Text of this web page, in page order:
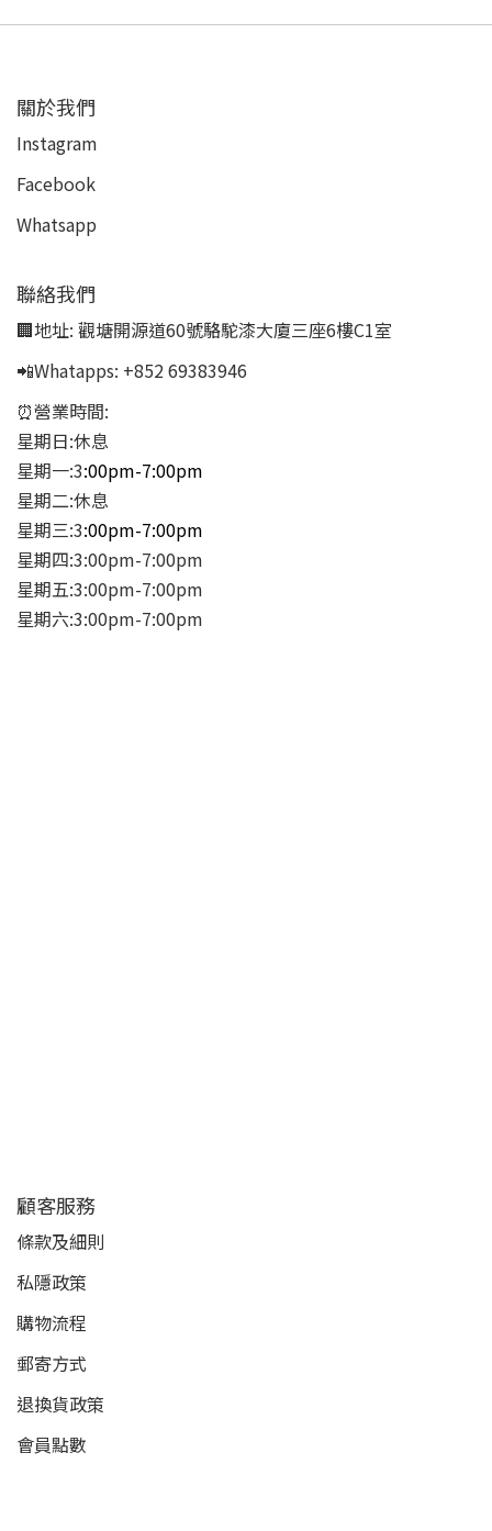
關於我們
Instagram
Facebook
Whatsapp
聯絡我們
🏢地址: 觀塘開源道60號駱駝漆大廈三座6樓C1室
📲Whatapps: +852 69383946
⏰營業時間:
星期日:休息
星期一:3:00pm-7:00pm
星期二:休息
星期三:3:00pm-7:00pm
星期四:3:00pm-7:00pm
星期五:3:00pm-7:00pm
星期六:3:00pm-7:00pm
顧客服務
條款及細則
私隱政策
購物流程
郵寄方式
退換貨政策
會員點數